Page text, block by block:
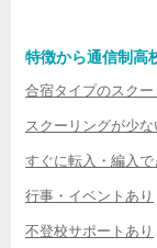
特徴から通信制高
合宿タイプのスクー
スクーリングが少な
すぐに転入・編入で
行事・イベントあり
不登校サポートあり